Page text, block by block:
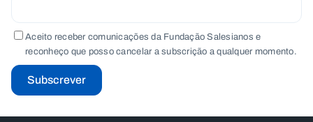
Aceito receber comunicações da Fundação Salesianos e
reconheço que posso cancelar a subscrição a qualquer momento.
Subscrever